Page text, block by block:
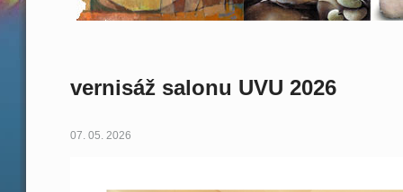
vernisáž salonu UVU 2026
07. 05. 2026